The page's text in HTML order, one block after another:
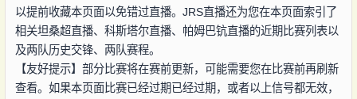
以提前收藏本页面以免错过直播。JRS直播还为您在本页面索引了
相关坦桑超直播、科斯塔尔直播、帕姆巴钪直播的近期比赛列表以
及两队历史交锋、两队赛程。
【友好提示】部分比赛将在赛前更新，可能需要您在比赛前再刷新
查看。如果本页面比赛已经过期已经过期，或者以上信号都无效，